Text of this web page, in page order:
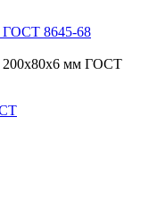
ГОСТ 8645-68
200x80x6 мм ГОСТ